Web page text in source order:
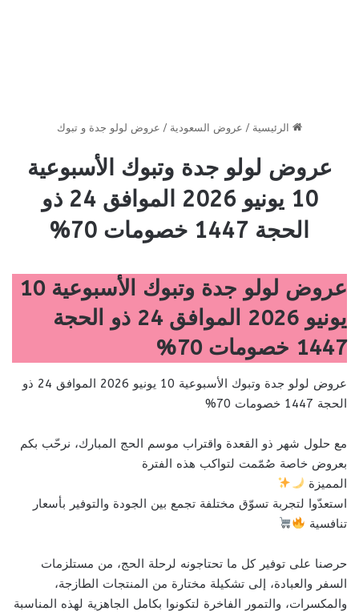
الرئيسية / عروض السعودية / عروض لولو جدة و تبوك
عروض لولو جدة وتبوك الأسبوعية
10 يونيو 2026 الموافق 24 ذو
الحجة 1447 خصومات 70%
عروض لولو جدة وتبوك الأسبوعية 10
يونيو 2026 الموافق 24 ذو الحجة
1447 خصومات 70%
عروض لولو جدة وتبوك الأسبوعية 10 يونيو 2026 الموافق 24 ذو
الحجة 1447 خصومات 70%
مع حلول شهر ذو القعدة واقتراب موسم الحج المبارك، نرحّب بكم
بعروض خاصة صُمّمت لتواكب هذه الفترة
المميزة
استعدّوا لتجربة تسوّق مختلفة تجمع بين الجودة والتوفير بأسعار
تنافسية
حرصنا على توفير كل ما تحتاجونه لرحلة الحج، من مستلزمات
السفر والعبادة، إلى تشكيلة مختارة من المنتجات الطازجة،
والمكسرات، والتمور الفاخرة لتكونوا بكامل الجاهزية لهذه المناسبة